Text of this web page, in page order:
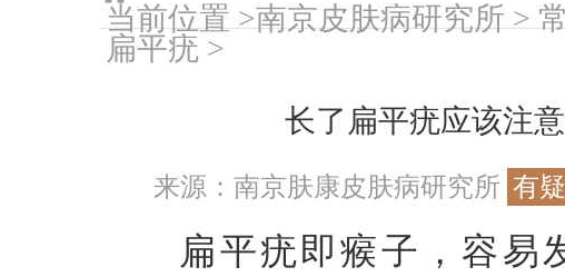
当前位置 >南京皮肤病研究所>
扁平疣 >
长了扁平疣应该注
来源：南京肤康皮肤病研究所 有
扁平疣即瘊子，容易